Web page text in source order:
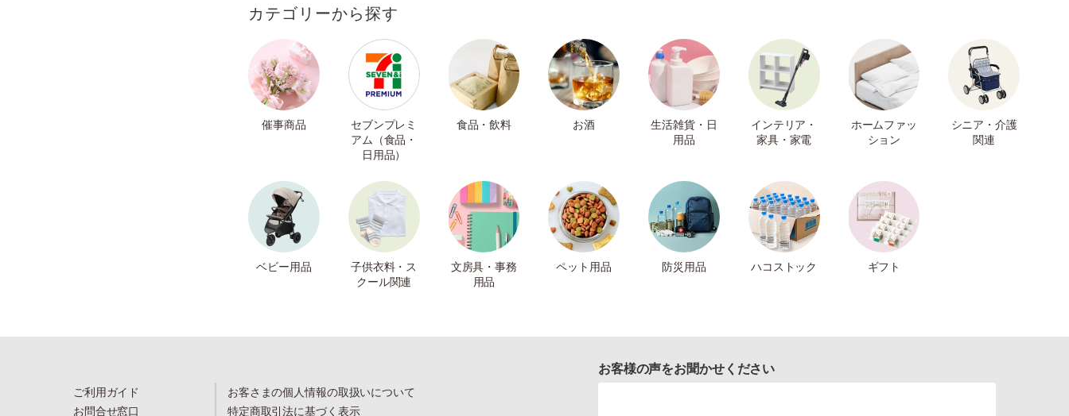
カテゴリーから探す
催事商品
セブンプレミ
アム（食品・
日用品）
食品・飲料 お酒
生活雑貨・日
用品
インテリア・
家具・家電
ホームファッ
ション
シニア・介護
関連
ベビー用品
子供衣料・ス
クール関連
文房具・事務
用品
ペット用品 防災用品 ハコストック ギフト
ご利用ガイド
お問合せ窓口
お客さまの個人情報の取扱いについて
特定商取引法に基づく表示
お客様の声をお聞かせください